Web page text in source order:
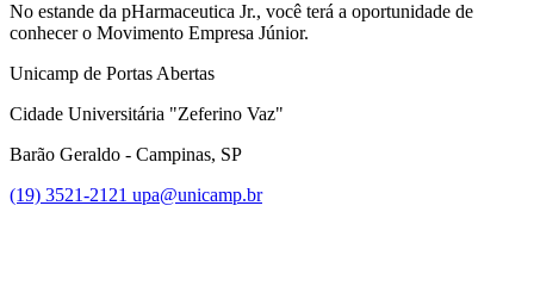
No estande da pHarmaceutica Jr., você terá a oportunidade de
conhecer o Movimento Empresa Júnior.
Unicamp de Portas Abertas
Cidade Universitária "Zeferino Vaz"
Barão Geraldo - Campinas, SP
(19) 3521-2121 upa@unicamp.br